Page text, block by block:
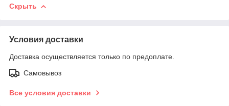
Скрыть
Условия доставки
Доставка осуществляется только по предоплате.
Самовывоз
Все условия доставки